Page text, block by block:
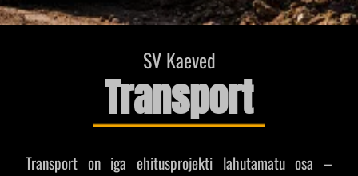
SV Kaeved
Transport
Transport on iga ehitusprojekti lahutamatu osa –